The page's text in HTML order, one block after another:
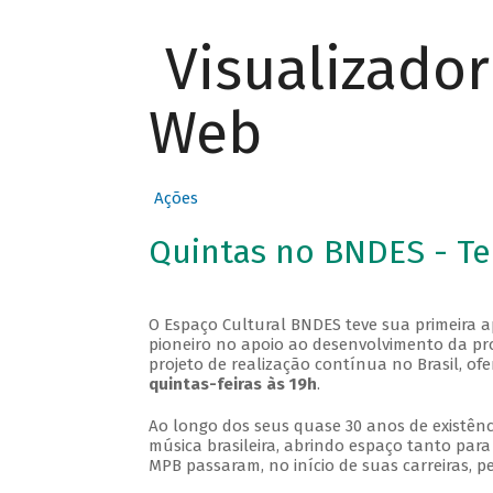
Web
Ações
Quintas no BNDES -
O Espaço Cultural BNDES teve sua
pioneiro no apoio ao desenvolvimento da
projeto de realização contínua no Brasil,
quintas-feiras às 19h.
Ao longo dos seus quase 30 anos de
música brasileira, abrindo espaço tanto
MPB passaram, no início de suas carreiras,